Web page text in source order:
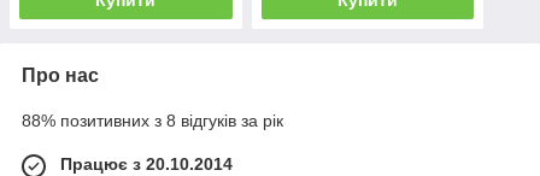
Про нас
88% позитивних з 8 відгуків за рік
Працює з 20.10.2014